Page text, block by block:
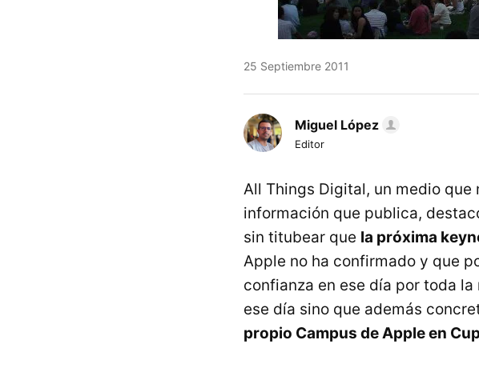
25 Septiembre 2011
Miguel López
Editor
All Things Digital, un medio
información que publica,
sin titubear que la próxima
Apple no ha confirmado y que
confianza en ese día por toda
ese día sino que además
propio Campus de Apple en